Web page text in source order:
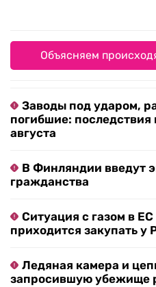
Объясняем
Заводы под ударом,
погибшие:
августа
В Финляндии введут
гражданства
Ситуация с газом в ЕС
приходится закупать у
Ледяная камера и
запросившую убежище